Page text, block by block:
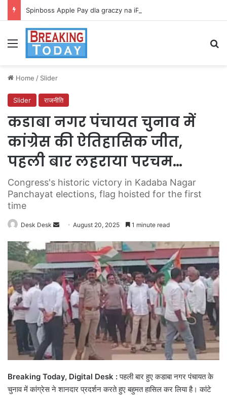
Spinboss Apple Pay dla graczy na iPhone
Menu
Home / Slider
Slider राजनीति
कडाबा नगर पंचायत चुनाव में
कांग्रेस की ऐतिहासिक जीत,
पहली बार लहराया परचम…
Congress's historic victory in Kadaba Nagar
Panchayat elections, flag hoisted for the first
time
Desk Desk
Send
email
August 20, 2025 1 minute read
Breaking Today, Digital Desk :पहली बार हुए कडाबा नगर पंचायत के
चुनाव में कांग्रेस ने शानदार प्रदर्शन करते हुए बहुमत हासिल कर लिया है। कांटे